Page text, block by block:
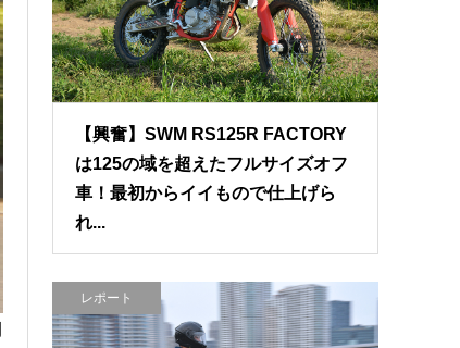
【興奮】SWM RS125R FACTORY
は125の域を超えたフルサイズオフ
車！最初からイイもので仕上げら
れ...
レポート